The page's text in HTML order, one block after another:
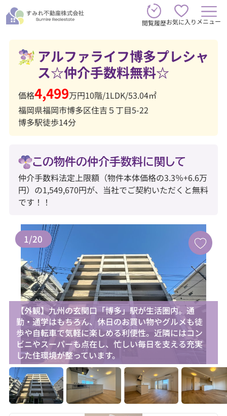
閲覧履歴お気に入り メニュー
アルファライフ博多プレシャ
ス☆仲介手数料無料☆
価格4,499万円10階/1LDK/53.04㎡
福岡県福岡市博多区住吉５丁目5-22
博多駅徒歩14分
この物件の仲介手数料に関して
仲介手数料法定上限額（物件本体価格の3.3％+6.6万
円）の1,549,670円が、当社でご契約いただくと無料
です！！
お気に入り追加
1/20
【外観】九州の玄関口「博多」駅が生活圏内。通
勤・通学はもちろん、休日のお買い物やグルメも徒
歩や自転車で気軽に楽しめる利便性。近隣にはコン
ビニやスーパーも点在し、忙しい毎日を支える充実
した住環境が整っています。